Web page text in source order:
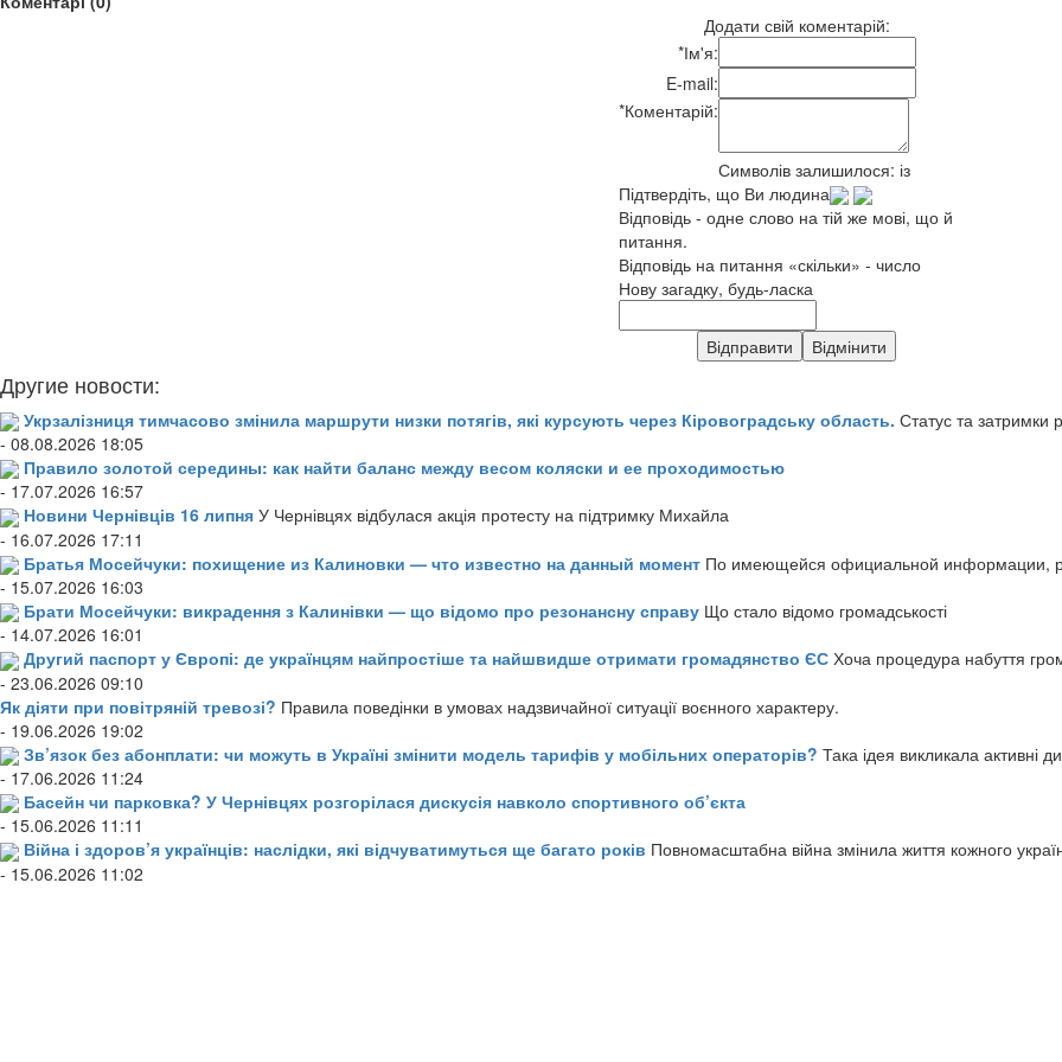
Додати свій коментарій:
*Ім'я:
E-mail:
*Коментарій:
Символів залишилося: із
Підтвердіть, що Ви людина
Відповідь - одне слово на тій же мові, що й
питання.
Відповідь на питання «скільки» - число
Нову загадку, будь-ласка
Другие новости:
Укрзалізниця тимчасово змінила маршрути низки потягів, які курсують через Кіровоградську область. Статус та затримки
- 08.08.2026 18:05
Правило золотой середины: как найти баланс между весом коляски и ее проходимостью
- 17.07.2026 16:57
Новини Чернівців 16 липня У Чернівцях відбулася акція протесту на підтримку Михайла
- 16.07.2026 17:11
Братья Мосейчуки: похищение из Калиновки — что известно на данный момент По имеющейся официальной информации,
- 15.07.2026 16:03
Брати Мосейчуки: викрадення з Калинівки — що відомо про резонансну справу Що стало відомо громадськості
- 14.07.2026 16:01
Другий паспорт у Європі: де українцям найпростіше та найшвидше отримати громадянство ЄС Хоча процедура набуття
- 23.06.2026 09:10
Як діяти при повітряній тревозі? Правила поведінки в умовах надзвичайної ситуації воєнного характеру.
- 19.06.2026 19:02
Зв’язок без абонплати: чи можуть в Україні змінити модель тарифів у мобільних операторів? Така ідея викликала активні
- 17.06.2026 11:24
Басейн чи парковка? У Чернівцях розгорілася дискусія навколо спортивного об’єкта
- 15.06.2026 11:11
Війна і здоров’я українців: наслідки, які відчуватимуться ще багато років Повномасштабна війна змінила життя кожного
- 15.06.2026 11:02